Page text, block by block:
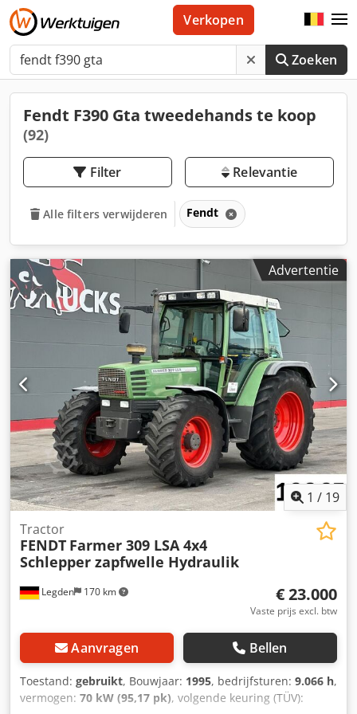
Zoeken
Verkopen
Fendt F390 Gta tweedehands te koop
(92)
Filter Relevantie
Alle filters verwijderen Fendt
Advertentie
1 / 19
Legden 170 km
Tractor
FENDT Farmer 309 LSA 4x4
Schlepper zapfwelle Hydraulik
€ 23.000
Vaste prijs excl. btw
Aanvragen Bellen
Toestand: gebruikt, Bouwjaar: 1995, bedrijfsturen: 9.066 h,
vermogen: 70 kW (95,17 pk), volgende keuring (TÜV):